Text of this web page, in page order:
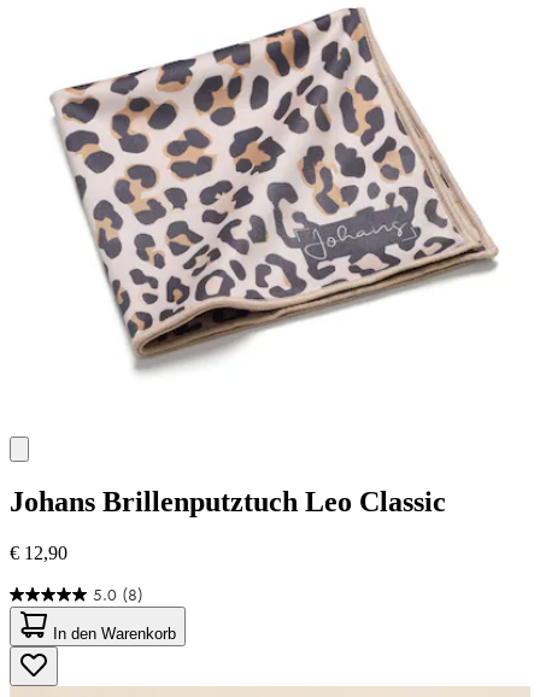
Johans Brillenputztuch Leo Classic
€ 12,90
5.0 (8)
5.0
von
5
Sternen.
8
In den Warenkorb